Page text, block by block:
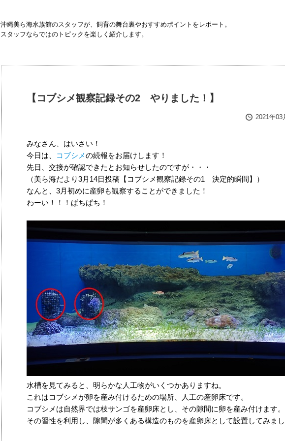
沖縄美ら海水族館のスタッフが、飼育の舞台裏やおすすめポイントをレポート。
スタッフならではのトピックを楽しく紹介します。
【コブシメ観察記録その2 やりました！】
2021年03
みなさん、はいさい！
今日は、
コブシメの続報をお届けします！
先日、交接が確認できたとお知らせしたのですが・・・
（美ら海だより3月14日投稿【コブシメ観察記録その1 決定的瞬間】）
なんと、3月初めに産卵も観察することができました！
わーい！！！ぱちぱち！
水槽を見てみると、明らかな人工物がいくつかありますね。
これはコブシメが卵を産み付けるための場所、人工の産卵床です。
コブシメは自然界では枝サンゴを産卵床とし、その隙間に卵を産み付けます。
その習性を利用し、隙間が多くある構造のものを産卵床として設置してみま